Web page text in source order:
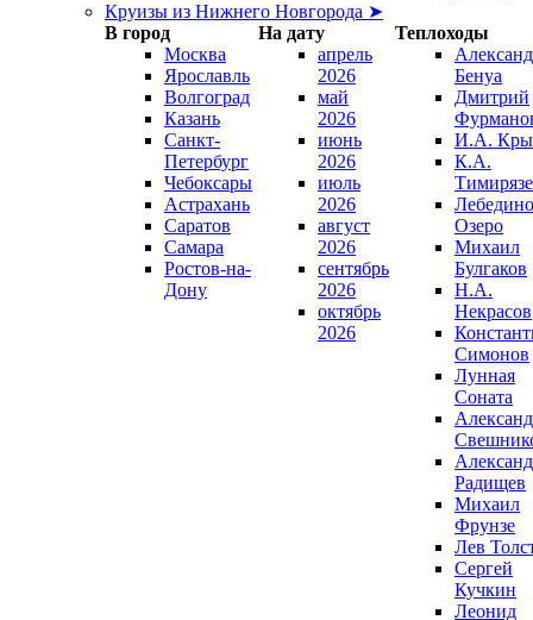
Круизы из Нижнего Новгорода ➤
В город
На дату
Теплоходы
Москва
Ярославль
Волгоград
Казань
Санкт-
Петербург
Чебоксары
Астрахань
Саратов
Самара
Ростов-на-
Дону
апрель
2026
май
2026
июнь
2026
июль
2026
август
2026
сентябрь
2026
октябрь
2026
Бенуа
Дмитрий
И.А.
К.А.
Озеро
Михаил
Булгаков
Н.А.
Некрасов
Симонов
Лунная
Соната
Радищев
Михаил
Фрунзе
Лев
Сергей
Кучкин
Леонид